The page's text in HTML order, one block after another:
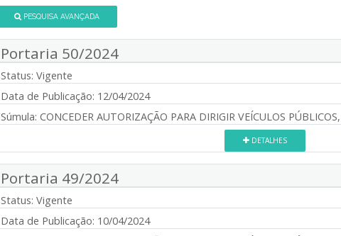
PESQUISA AVANÇADA
Portaria 50/2024
Status: Vigente
Data de Publicação: 12/04/2024
Súmula: CONCEDER AUTORIZAÇÃO PARA DIRIGIR VEÍCULOS
DETALHES
Portaria 49/2024
Status: Vigente
Data de Publicação: 10/04/2024